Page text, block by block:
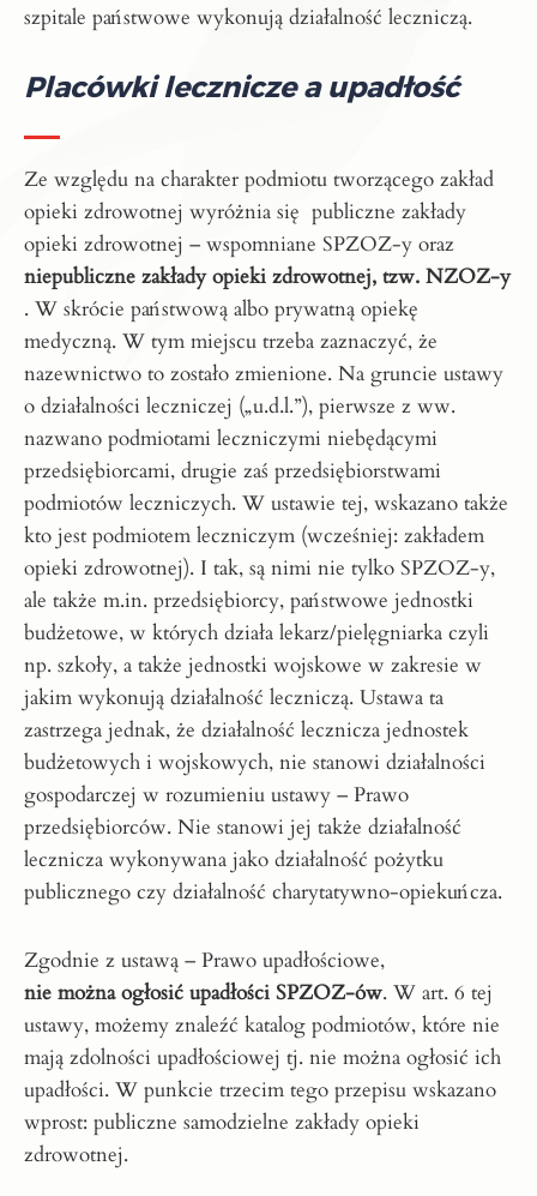
szpitale państwowe wykonują działalność leczniczą.
Placówki lecznicze a upadłość
Ze względu na charakter podmiotu tworzącego zakład
opieki zdrowotnej wyróżnia się publiczne zakłady
opieki zdrowotnej – wspomniane SPZOZ-y oraz
niepubliczne zakłady opieki zdrowotnej, tzw. NZOZ-y
. W skrócie państwową albo prywatną opiekę
medyczną. W tym miejscu trzeba zaznaczyć, że
nazewnictwo to zostało zmienione. Na gruncie ustawy
o działalności leczniczej („u.d.l.”), pierwsze z ww.
nazwano podmiotami leczniczymi niebędącymi
przedsiębiorcami, drugie zaś przedsiębiorstwami
podmiotów leczniczych. W ustawie tej, wskazano także
kto jest podmiotem leczniczym (wcześniej: zakładem
opieki zdrowotnej). I tak, są nimi nie tylko SPZOZ-y,
ale także m.in. przedsiębiorcy, państwowe jednostki
budżetowe, w których działa lekarz/pielęgniarka czyli
np. szkoły, a także jednostki wojskowe w zakresie w
jakim wykonują działalność leczniczą. Ustawa ta
zastrzega jednak, że działalność lecznicza jednostek
budżetowych i wojskowych, nie stanowi działalności
gospodarczej w rozumieniu ustawy – Prawo
przedsiębiorców. Nie stanowi jej także działalność
lecznicza wykonywana jako działalność pożytku
publicznego czy działalność charytatywno-opiekuńcza.
Zgodnie z ustawą – Prawo upadłościowe,
nie można ogłosić upadłości SPZOZ-ów. W art. 6 tej
ustawy, możemy znaleźć katalog podmiotów, które nie
mają zdolności upadłościowej tj. nie można ogłosić ich
upadłości. W punkcie trzecim tego przepisu wskazano
wprost: publiczne samodzielne zakłady opieki
zdrowotnej.